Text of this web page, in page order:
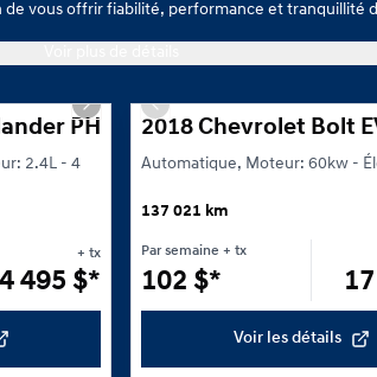
vous offrir fiabilité, performance et tranquillité
1/26
Next slide
PHEV Black Edition
2.4L - 4
+ tx
495 $*
Previous slide
2018 Chevrolet Bolt
Automatique, Moteur: 60kw -
137 021 km
Par semaine + tx
102 $*
Voir les détails